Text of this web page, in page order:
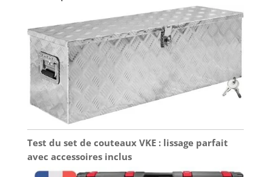
Test du set de couteaux VKE : lissage parfait
avec accessoires inclus